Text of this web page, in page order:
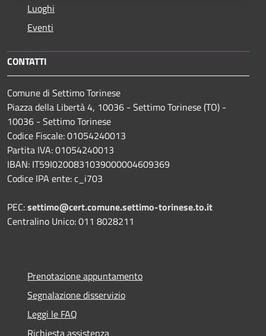
Luoghi
Eventi
CONTATTI
Comune di Settimo Torinese
Piazza della Libertà 4, 10036 - Settimo Torinese (TO) -
10036 - Settimo Torinese
Codice Fiscale: 01054240013
Partita IVA: 01054240013
IBAN: IT59I0200831039000004609369
Codice IPA ente: c_i703
PEC:settimo@cert.comune.settimo-torinese.to.it
Centralino Unico: 011 8028211
Prenotazione appuntamento
Segnalazione disservizio
Leggi le FAQ
Richiesta assistenza